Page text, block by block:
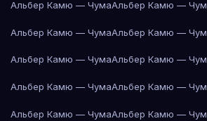
Альбер Камю — ЧумаАльбер Камю —
Альбер Камю — ЧумаАльбер Камю —
Альбер Камю — ЧумаАльбер Камю —
Альбер Камю — ЧумаАльбер Камю —
Альбер Камю — ЧумаАльбер Камю —